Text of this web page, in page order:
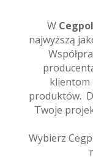
W
najwyższą
klientom
produktów.
Twoje
Wybierz